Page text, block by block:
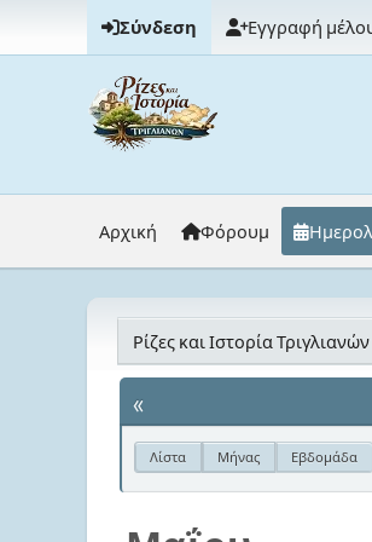
Σύνδεση Εγγραφή
Αρχική Φόρουμ
Ρίζες και Ιστορία Τριγλιανών
«
Λίστα Μήνας Εβδομάδα